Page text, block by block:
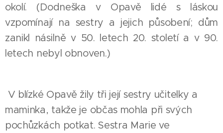
okolí. (Dodneška v Opavě lidé s láskou
vzpomínají na sestry a jejich působení; dům
zanikl násilně v 50. letech 20. století a v 90.
letech nebyl obnoven.)
V blízké Opavě žily tři její sestry učitelky a
maminka, takže je občas mohla při svých
pochůzkách potkat. Sestra Marie ve